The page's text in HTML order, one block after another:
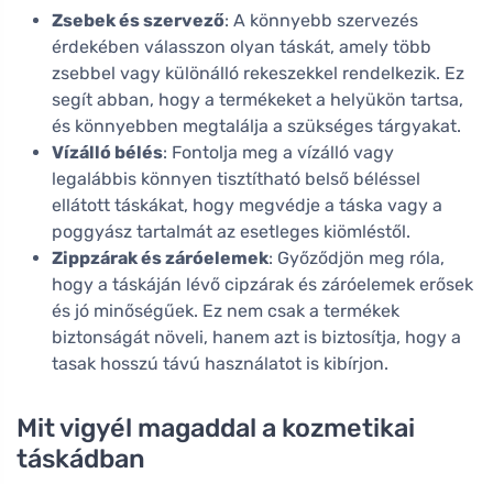
Zsebek és szervező: A könnyebb szervezés
érdekében válasszon olyan táskát, amely több
zsebbel vagy különálló rekeszekkel rendelkezik. Ez
segít abban, hogy a termékeket a helyükön tartsa,
és könnyebben megtalálja a szükséges tárgyakat.
Vízálló bélés: Fontolja meg a vízálló vagy
legalábbis könnyen tisztítható belső béléssel
ellátott táskákat, hogy megvédje a táska vagy a
poggyász tartalmát az esetleges kiömléstől.
Zippzárak és záróelemek: Győződjön meg róla,
hogy a táskáján lévő cipzárak és záróelemek erősek
és jó minőségűek. Ez nem csak a termékek
biztonságát növeli, hanem azt is biztosítja, hogy a
tasak hosszú távú használatot is kibírjon.
Mit vigyél magaddal a kozmetikai
táskádban